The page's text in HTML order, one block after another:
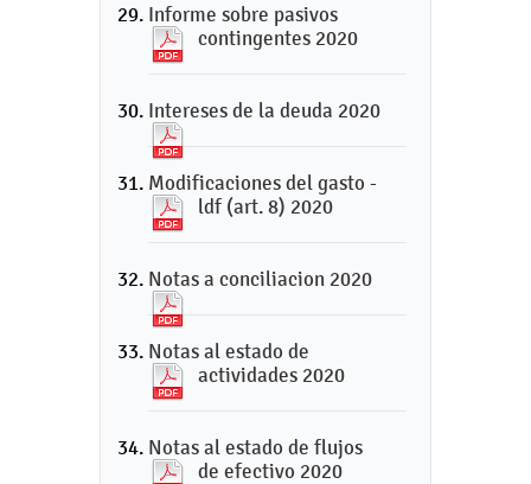
Informe sobre pasivos
contingentes 2020
Intereses de la deuda 2020
Modificaciones del gasto -
ldf (art. 8) 2020
Notas a conciliacion 2020
Notas al estado de
actividades 2020
Notas al estado de flujos
de efectivo 2020